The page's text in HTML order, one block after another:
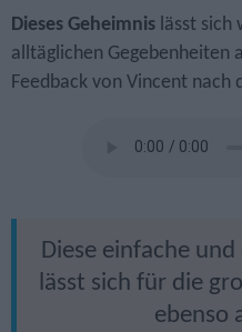
Dieses Geheimnis lässt
alltäglichen Gegebenheiten
Feedback von Vincent
Diese einfache
lässt sich für die
ebenso